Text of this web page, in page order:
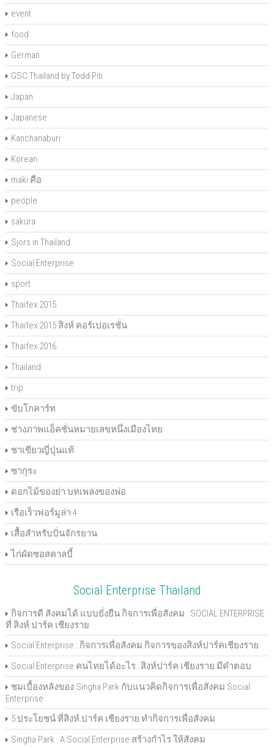
event
food
German
GSC Thailand by Todd Piti
Japan
Japanese
Kanchanaburi
Korean
maki คือ
people
sakura
Sjors in Thailand
Social Enterprise
sport
Thaifex 2015
Thaifex 2015 สิงห์ คอร์เปอเรชั่น
Thaifex 2016
Thailand
trip
ขับโกคาร์ท
ช่างภาพแอ็คชั่นหมายเลขหนึ่งเมืองไทย
ชาเขียวญี่ปุ่นแท้
ซากุระ
ดอกไม้ของย่า บทเพลงของพ่อ
เรือเร็วฟอร์มูล่า 4
เสื้อสำหรับปั่นจักรยาน
ไก่ผัดซอสคาลบี้
Social Enterprise Thailand
กิจการดี สังคมได้ แบบยั่งยืน กิจการเพื่อสังคม : SOCIAL ENTERPRISE
ที่ สิงห์ ปาร์ค เชียงราย
Social Enterprise : กิจการเพื่อสังคม กิจการของสิงห์ปาร์คเชียงราย
Social Enterprise คนไทยได้อะไร..สิงห์ปาร์ค เชียงราย มีคำตอบ
ชมเบื้องหลังของ Singha Park กับแนวคิดกิจการเพื่อสังคม Social
Enterprise
5 ประโยชน์ ที่สิงห์ ปาร์ค เชียงราย ทำกิจการเพื่อสังคม
Singha Park : A Social Enterprise สร้างกำไร ให้สังคม